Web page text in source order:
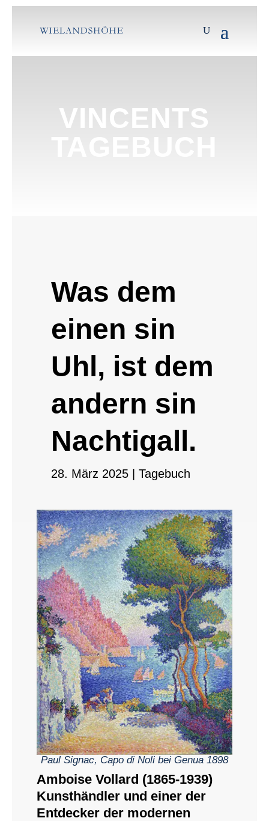
VINCENTS
Was dem
einen sin
Uhl, ist dem
andern sin
Nachtigall.
28. März 2025| Tagebuch
Paul Signac, Capo di Noli bei Genua 1898
Amboise Vollard (1865-1939)
Kunsthändler und einer der
Entdecker der modernen